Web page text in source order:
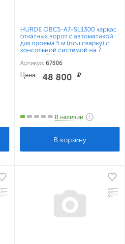
HURDE ОВС5-А7-SL1300 каркас
откатных ворот с автоматикой
для проема 5 м (под сварку) с
консольной системой на 7
метровой балке Алютех
Артикул: 67806
Цена: 48 800 ₽
В наличии